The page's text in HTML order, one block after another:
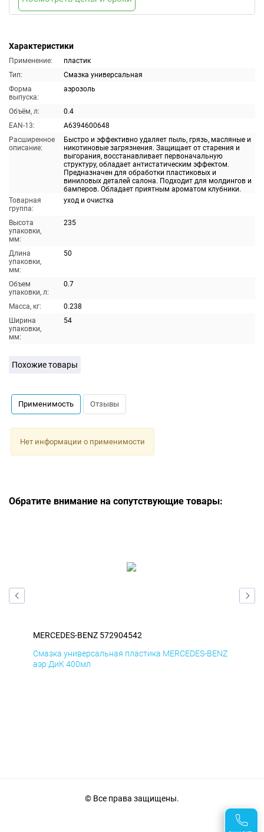
Характеристики
Применение:
пластик
Тип:
Смазка универсальная
Форма
выпуска:
аэрозоль
Объём, л:
0.4
EAN-13:
A6394600648
Расширенное
описание:
Быстро и эффективно удаляет пыль, грязь, масляные и
никотиновые загрязнения. Защищает от старения и
выгорания, восстанавливает первоначальную
структуру, обладает антистатическим эффектом.
Предназначен для обработки пластиковых и
виниловых деталей салона. Подходит для молдингов и
бамперов. Обладает приятным ароматом клубники.
Товарная
группа:
уход и очистка
Высота
упаковки,
мм:
235
Длина
упаковки,
мм:
50
Объем
упаковки, л:
0.7
Масса, кг:
0.238
Ширина
упаковки,
мм:
54
Похожие товары
Применимость Отзывы
Нет информации о применимости
Обратите внимание на сопутствующие товары:
MERCEDES-BENZ 572904542
Смазка универсальная пластика MERCEDES-BENZ
аэр ДиК 400мл
© Все права защищены.